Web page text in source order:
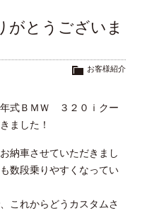
がとうございま
お客様紹介
年式ＢＭＷ ３２０ｉクー
ました！
納車させていただきまし
数段乗りやすくなってい
これからどうカスタムさ